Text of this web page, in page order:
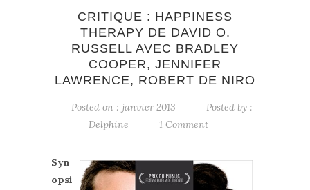
CRITIQUE : HAPPINESS
THERAPY DE DAVID O.
RUSSELL AVEC BRADLEY
COOPER, JENNIFER
LAWRENCE, ROBERT DE NIRO
Posted on : janvier 2013
Posted by :
Delphine
1 Comment
Syn
opsi